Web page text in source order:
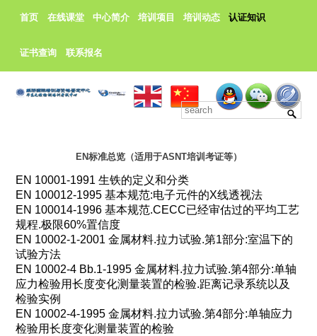
首页 在线课堂 中心简介 培训项目 培训动态 认证知识
证书查询 联系报名
EN标准总览（适用于ASNT培训考证等）
EN 10001-1991生铁的定义和分类
EN 100012-1995基本规范:电子元件的X线透视法
EN 100014-1996基本规范.CECC已经审估过的平均工艺
规程.极限60%置信度
EN 10002-1-2001金属材料.拉力试验.第1部分:室温下的
试验方法
EN 10002-4 Bb.1-1995金属材料.拉力试验.第4部分:单轴
应力检验用长度变化测量装置的检验.距离记录系统以及
检验实例
EN 10002-4-1995金属材料.拉力试验.第4部分:单轴应力
检验用长度变化测量装置的检验